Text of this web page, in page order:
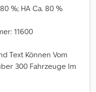
%; HA Ca. 80 %
11600
Text Können Vom
300 Fahrzeuge Im